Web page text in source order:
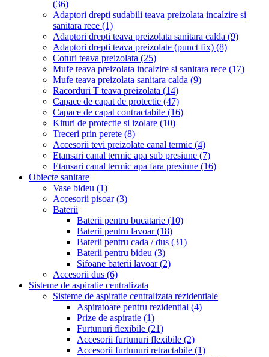
(36)
Adaptori drepti sudabili teava preizolata incalzire si
sanitara rece (1)
Adaptori drepti teava preizolata sanitara calda (9)
Adaptori drepti teava preizolate (punct fix) (8)
Coturi teava preizolata (25)
Mufe teava preizolata incalzire si sanitara rece (17)
Mufe teava preizolata sanitara calda (9)
Racorduri T teava preizolata (14)
Capace de capat de protectie (47)
Capace de capat contractabile (16)
Kituri de protectie si izolare (10)
Treceri prin perete (8)
Accesorii tevi preizolate canal termic (4)
Etansari canal termic apa sub presiune (7)
Etansari canal termic apa fara presiune (16)
Obiecte sanitare
Vase bideu (1)
Accesorii pisoar(3)
Baterii
Baterii pentru bucatarie (10)
Baterii pentru lavoar(18)
Baterii pentru cada / dus (31)
Baterii pentru bideu (3)
Sifoane baterii lavoar(2)
Accesorii dus (6)
Sisteme de aspiratie centralizata
Sisteme de aspiratie centralizata rezidentiale
Aspiratoare pentru rezidential (4)
Prize de aspiratie (1)
Furtunuri flexibile (21)
Accesorii furtunuri flexibile (2)
Accesorii furtunuri retractabile (1)